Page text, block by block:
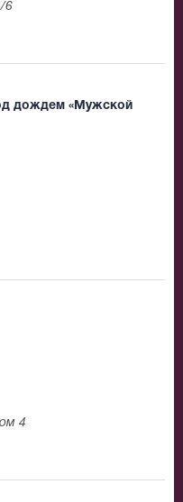
6
дождем «Мужской
4